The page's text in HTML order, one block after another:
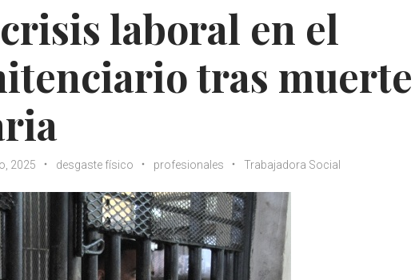
laboral en el
tras muerte
2025 desgaste físico profesionales Trabajadora Social